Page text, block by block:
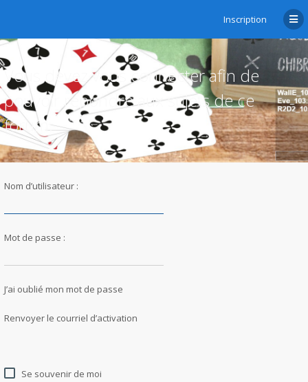
Inscription
Vous devez vous connecter afin de
pouvoir répondre aux sujets de ce
forum.
Nom d’utilisateur :
Mot de passe :
J’ai oublié mon mot de passe
Renvoyer le courriel d’activation
Se souvenir de moi